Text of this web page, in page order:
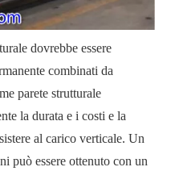
dovrebbe essere
combinati da
parete strutturale
la durata e i costi e la
al carico verticale. Un
può essere ottenuto con un